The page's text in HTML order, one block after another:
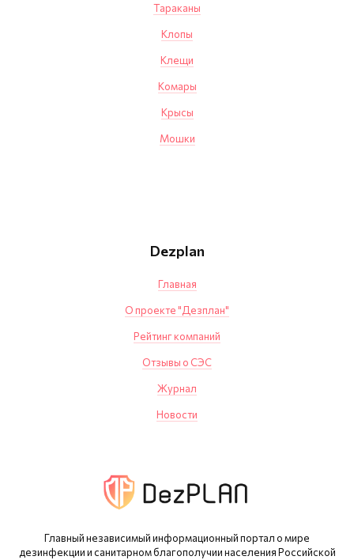
Главный независимый информационный портал о мире
дезинфекции и санитарном благополучии населения Российской
Dezplan
Главная
О проекте "Дезплан"
Рейтинг компаний
Отзывы о СЭС
Журнал
Новости
Тараканы
Клопы
Клещи
Комары
Крысы
Мошки